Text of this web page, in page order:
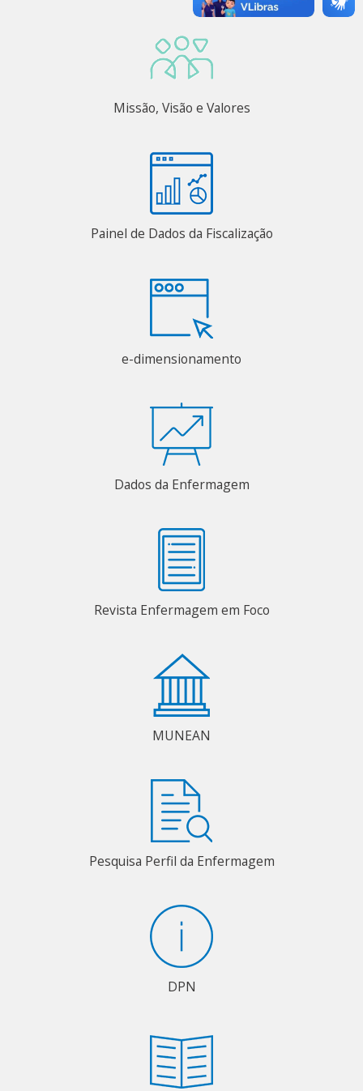
Missão, Visão e Valores
Painel de Dados da Fiscalização
e-dimensionamento
Dados da Enfermagem
Revista Enfermagem em Foco
MUNEAN
Pesquisa Perfil da Enfermagem
DPN